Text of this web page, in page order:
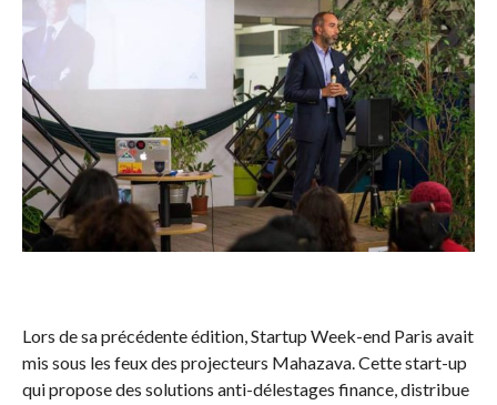
Lors de sa précédente édition, Startup Week-end Paris avait
mis sous les feux des projecteurs Mahazava. Cette start-up
qui propose des solutions anti-délestages finance, distribue